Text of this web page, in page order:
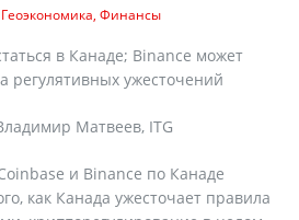
Геоэкономика Финансы
в Канаде; Binance может
регулятивных ужесточений
Матвеев, ITG
и Binance по Канаде
как Канада ужесточает правила